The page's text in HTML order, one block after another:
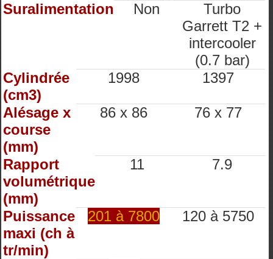
Suralimentation
Non
Turbo
Garrett T2 +
intercooler
(0.7 bar)
Cylindrée
(cm3)
1998 1397
Alésage x
course
(mm)
86 x 86 76 x 77
Rapport
volumétrique
(mm)
11 7.9
Puissance
maxi (ch à
tr/min)
201 à 7800 120 à 5750